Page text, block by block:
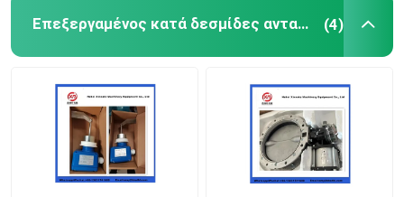
Επεξεργαμένος κατά δεσμίδες ανταλλακτικά εγκαταστάσεων (4)